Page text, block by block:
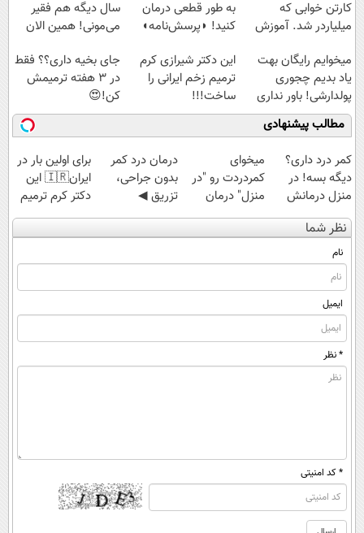
کارتن خوابی که
میلیاردر شد. آموزش
به طور قطعی درمان
کنید! ◗پرسش‌نامه◖
سال دیگه هم فقیر
می‌مونی! همین الان
میخوایم رایگان بهت
یاد بدیم چجوری
پولدارشی! باور نداری
امتحانش مجانیه
این دکتر شیرازی کرم
ترمیم زخم ایرانی را
ساخت!!!
جای بخیه داری؟؟ فقط
در 3 هفته ترمیمش
کن!😍
مطالب پیشنهادی
کمر درد داری؟
دیگه بسه! در
منزل درمانش
کن
(◀پرسش‌نامه)
میخوای
کمردردت رو "در
منزل" درمان
کنی؟ (◂فیلم +
◂پرسش‌نامه)
درمان درد کمر
بدون جراحی،
تزریق ◀
پرسش‌نامه رو پر
کن ▶
برای اولین بار در
ایران🇮🇷 این
دکتر کرم ترمیم
کننده 23 روزه
ساخت!
نظر شما
نام
ایمیل
* نظر
* کد امنیتی